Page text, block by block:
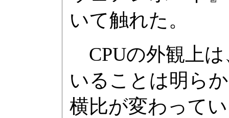
いて触れた。
CPUの外観上
いることは明ら
横比が変わって